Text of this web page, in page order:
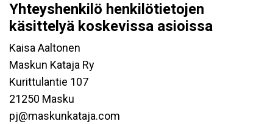
Yhteyshenkilö henkilötietojen
käsittelyä koskevissa asioissa
Kaisa Aaltonen
Maskun Kataja Ry
Kurittulantie 107
21250 Masku
pj@maskunkataja.com